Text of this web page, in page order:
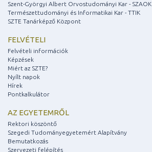
Szent-Györgyi Albert Orvostudományi Kar - SZAOK
Természettudományi és Informatikai Kar - TTIK
SZTE Tanárképző Központ
FELVÉTELI
Felvételi információk
Képzések
Miért az SZTE?
Nyílt napok
Hírek
Pontkalkulátor
AZ EGYETEMRŐL
Rektori köszöntő
Szegedi Tudományegyetemért Alapítvány
Bemutatkozás
Szervezeti felépítés